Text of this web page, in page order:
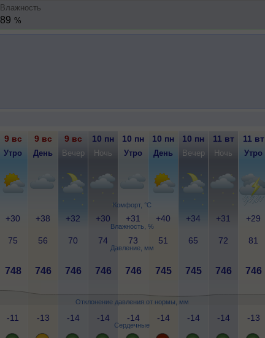
Влажность
89 %
Комфорт, °C
Влажность, %
Давление, мм
Отклонение давления от нормы, мм
Сердечные
9 вс 9 вс 9 вс 10 пн 10 пн 10 пн 10 пн 11 вт 11 вт
Утро День Вечер Ночь Утро День Вечер Ночь Утро
+30 +38 +32 +30 +31 +40 +34 +31 +29
75 56 70 74 73 51 65 72 81
748 746 746 746 746 745 745 746 746
-11 -13 -14 -14 -14 -14 -14 -14 -13